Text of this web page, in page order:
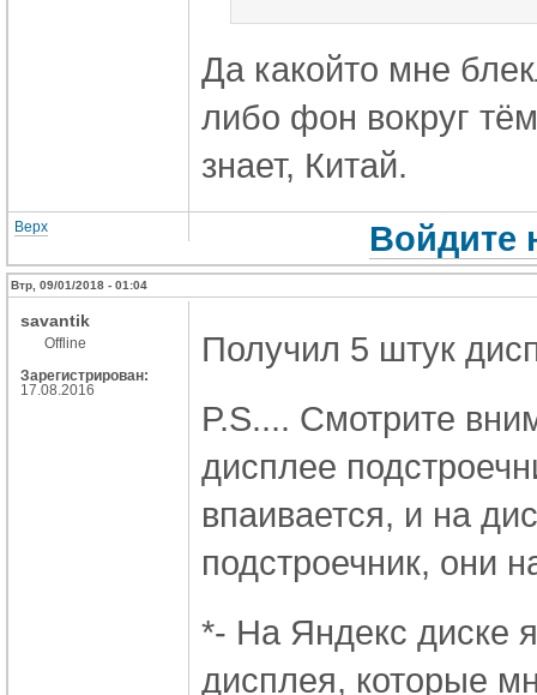
Да какойто мне
либо фон вокруг
знает, Китай.
Верх Войдите
Втр, 09/01/2018 - 01:04
savantik
Offline
Зарегистрирован:
17.08.2016
Получил 5 штук
P.S.... Смотрите
дисплее
впаивается, и на
подстроечник, они
*- На Яндекс диске
дисплея, которые